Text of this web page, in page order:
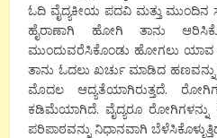
ಓದಿ ವೈದ್ಯಕೀಯ ಪದವಿ ಮತ್ತು ಮುಂದಿನ
ಹೈರಾಣಾಗಿ ಹೋಗಿ ತಾನು
ಮುಂದುವರೆಸಿಕೊಂಡು ಹೋಗಲು ಯಾವ
ತಾನು ಓದಲು ಖರ್ಚು ಮಾಡಿದ
ಮೊದಲ ಆದ್ಯತೆಯಾಗಿರುತ್ತದೆ.
ಕಡಿಮೆಯಾಗಿದೆ. ವೈದ್ಯರೂ ರೋಗಿಗಳನ್ನು
ಪರಿಪಾಠವನ್ನು ನಿಧಾನವಾಗಿ